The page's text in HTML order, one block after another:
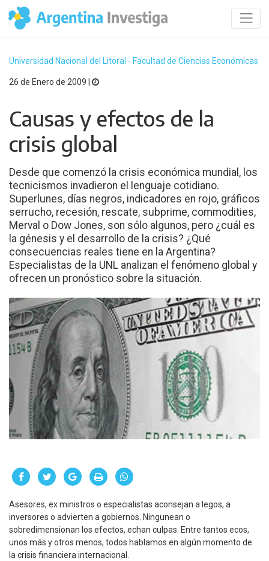
Universidad Nacional del Litoral - Facultad de Ciencias Económicas
26 de Enero de 2009 |
Causas y efectos de la
crisis global
Desde que comenzó la crisis económica mundial, los
tecnicismos invadieron el lenguaje cotidiano.
Superlunes, días negros, indicadores en rojo, gráficos
serrucho, recesión, rescate, subprime, commodities,
Merval o Dow Jones, son sólo algunos, pero ¿cuál es
la génesis y el desarrollo de la crisis? ¿Qué
consecuencias reales tiene en la Argentina?
Especialistas de la UNL analizan el fenómeno global y
ofrecen un pronóstico sobre la situación.
Asesores, ex ministros o especialistas aconsejan a legos, a
inversores o advierten a gobiernos. Ningunean o
sobredimensionan los efectos, echan culpas. Entre tantos ecos,
unos más y otros menos, todos hablamos en algún momento de
la crisis financiera internacional.